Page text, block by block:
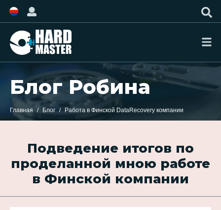
Блог Робина
Главная Блог Работа в Финской DataRecovery компании
Подведение итогов по
проделанной мною работе
в Финской компании